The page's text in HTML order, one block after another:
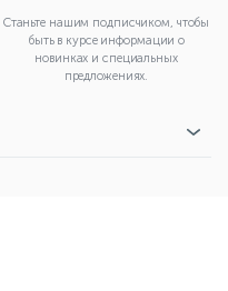
Станьте нашим подписчиком, чтобы
быть в курсе информации о
новинках и специальных
предложениях.